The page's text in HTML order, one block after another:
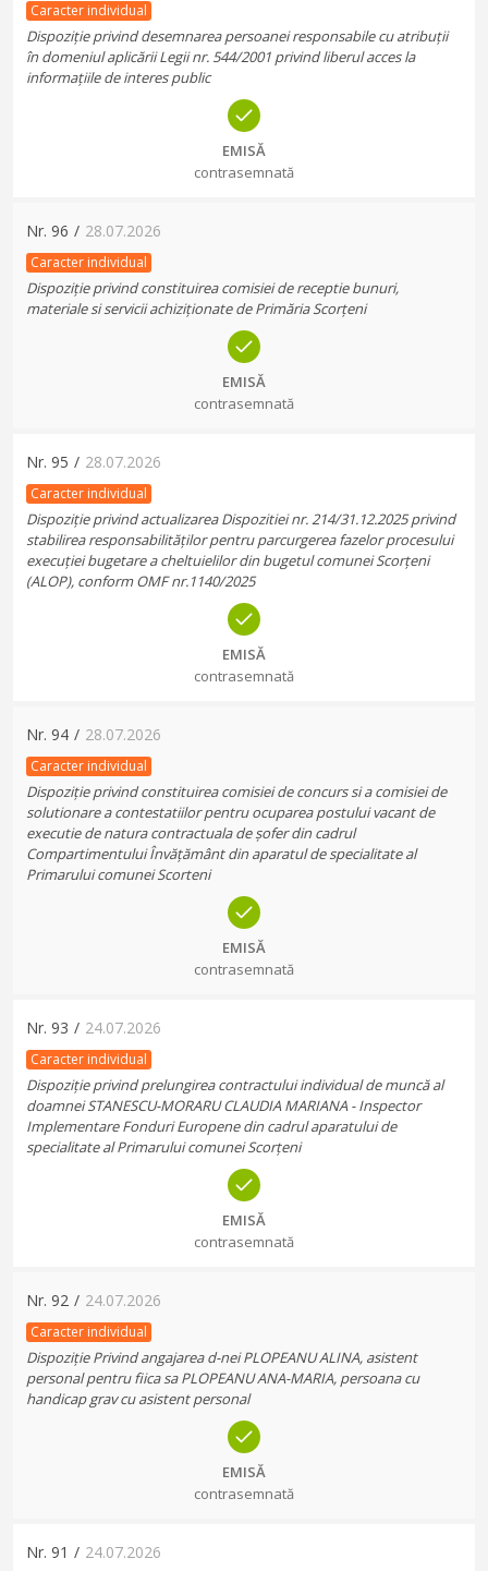
Caracter individual
Dispoziție privind desemnarea persoanei responsabile cu atribuții
în domeniul aplicării Legii nr. 544/2001 privind liberul acces la
informațiile de interes public
EMISĂ
contrasemnată
Nr. 96 / 28.07.2026
Caracter individual
Dispoziție privind constituirea comisiei de receptie bunuri,
materiale si servicii achiziționate de Primăria Scorțeni
EMISĂ
contrasemnată
Nr. 95 / 28.07.2026
Caracter individual
Dispoziție privind actualizarea Dispozitiei nr. 214/31.12.2025 privind
stabilirea responsabilităților pentru parcurgerea fazelor procesului
execuției bugetare a cheltuielilor din bugetul comunei Scorțeni
(ALOP), conform OMF nr.1140/2025
EMISĂ
contrasemnată
Nr. 94 / 28.07.2026
Caracter individual
Dispoziție privind constituirea comisiei de concurs si a comisiei de
solutionare a contestatiilor pentru ocuparea postului vacant de
executie de natura contractuala de șofer din cadrul
Compartimentului Învățământ din aparatul de specialitate al
Primarului comunei Scorteni
EMISĂ
contrasemnată
Nr. 93 / 24.07.2026
Caracter individual
Dispoziție privind prelungirea contractului individual de muncă al
doamnei STANESCU-MORARU CLAUDIA MARIANA - Inspector
Implementare Fonduri Europene din cadrul aparatului de
specialitate al Primarului comunei Scorțeni
EMISĂ
contrasemnată
Nr. 92 / 24.07.2026
Caracter individual
Dispoziție Privind angajarea d-nei PLOPEANU ALINA, asistent
personal pentru fiica sa PLOPEANU ANA-MARIA, persoana cu
handicap grav cu asistent personal
EMISĂ
contrasemnată
Nr. 91 / 24.07.2026